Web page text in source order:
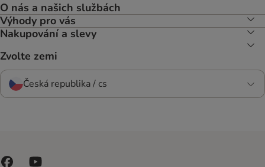
O nás a našich službách
Výhody pro vás
Nakupování a slevy
Zvolte zemi
Česká republika / cs